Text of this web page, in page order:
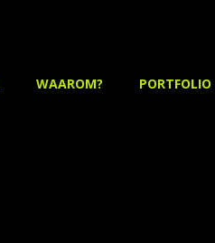
WAAROM? PORTFOLIO